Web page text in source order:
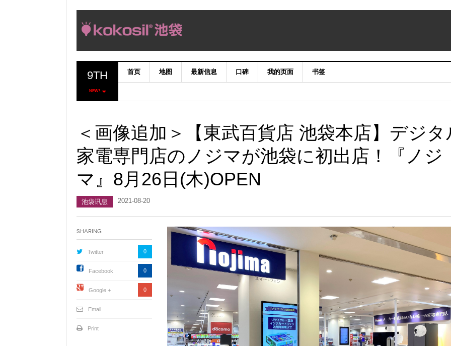
9TH
NEW!
首页 地图 最新信息 口碑 我的页面 书签
＜画像追加＞【東武百貨店 池袋本店】デジタ
家電専門店のノジマが池袋に初出店！『ノジ
マ』8月26日(木)OPEN
池袋讯息 2021-08-20
Sharing
Twitter 0
Facebook 0
Google + 0
Email
Print